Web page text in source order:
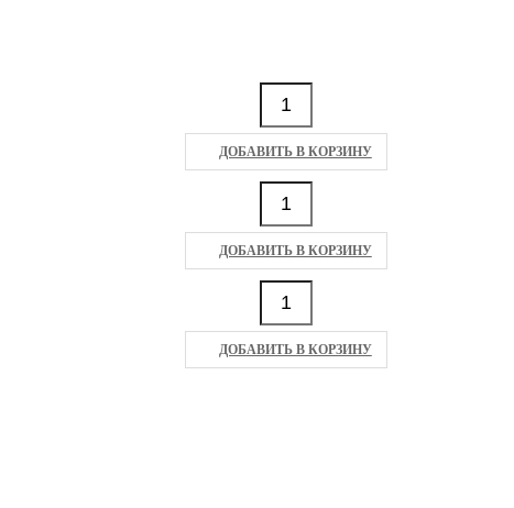
ДОБАВИТЬ В КОРЗИНУ
ДОБАВИТЬ В КОРЗИНУ
ДОБАВИТЬ В КОРЗИНУ